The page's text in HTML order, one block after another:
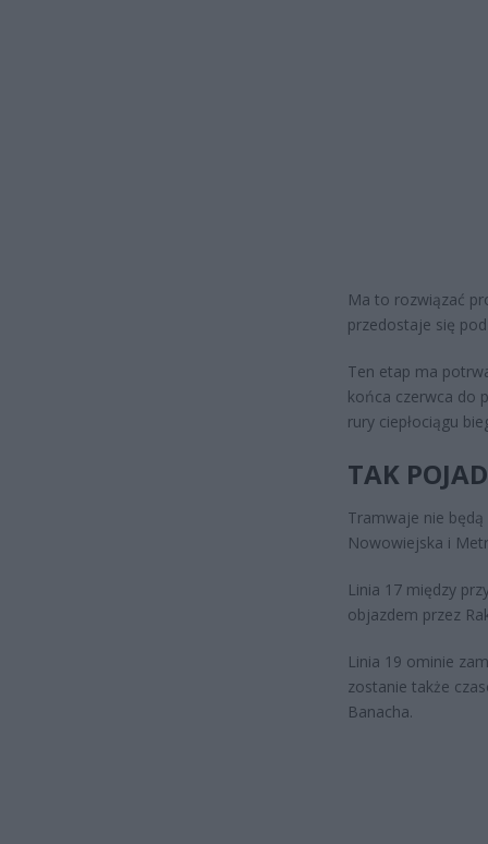
Ma to rozwiązać
przedostaje się
Ten etap ma
końca czerwca do
rury ciepłociągu
TAK
Tramwaje nie
Nowowiejska i
Linia 17 między
objazdem przez
Linia 19 ominie
zostanie także
Banacha.